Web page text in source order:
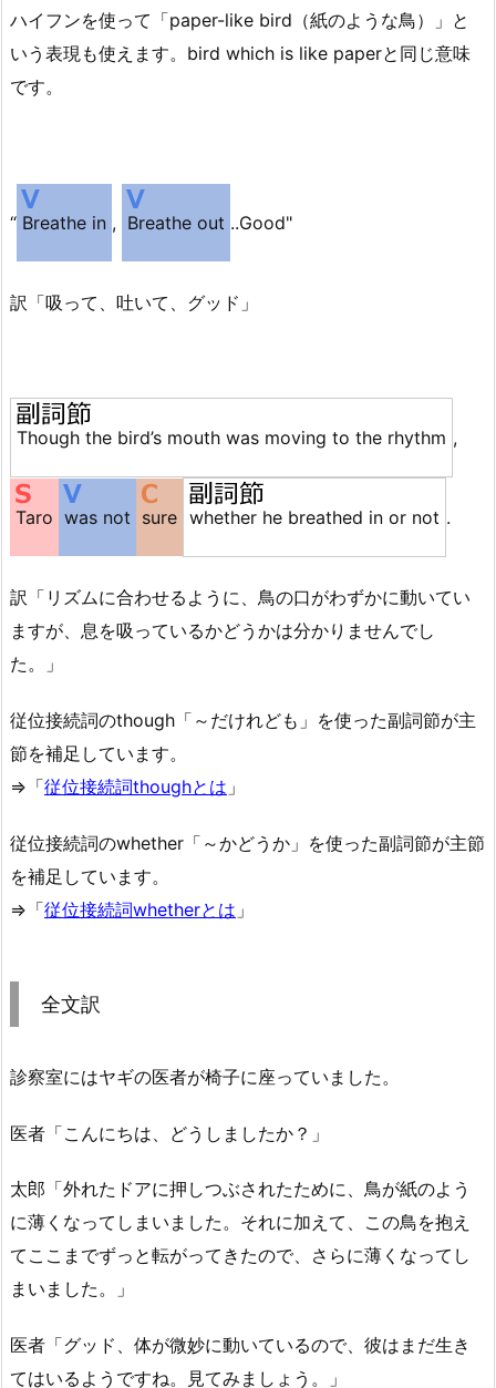
ハイフンを使って「paper-like bird（紙のような鳥）」と
いう表現も使えます。bird which is like paperと同じ意味
です。
“ Breathe in , Breathe out ..Good"
訳「吸って、吐いて、グッド」
Though the bird’s mouth was moving to the rhythm ,
Taro was not sure whether he breathed in or not .
訳「リズムに合わせるように、鳥の口がわずかに動いてい
ますが、息を吸っているかどうかは分かりませんでし
た。」
従位接続詞のthough「～だけれども」を使った副詞節が主
節を補足しています。
⇒「従位接続詞thoughとは 」
従位接続詞のwhether「～かどうか」を使った副詞節が主節
を補足しています。
⇒「従位接続詞whetherとは 」
全文訳
診察室にはヤギの医者が椅子に座っていました。
医者「こんにちは、どうしましたか？」
太郎「外れたドアに押しつぶされたために、鳥が紙のよう
に薄くなってしまいました。それに加えて、この鳥を抱え
てここまでずっと転がってきたので、さらに薄くなってし
まいました。」
医者「グッド、体が微妙に動いているので、彼はまだ生き
てはいるようですね。見てみましょう。」